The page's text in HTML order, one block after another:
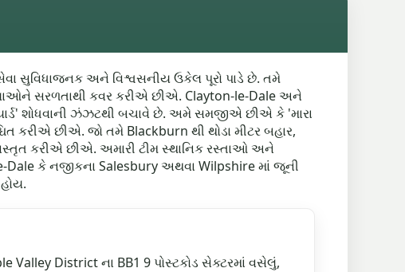
સુવિધાજનક અને વિશ્વસનીય ઉકેલ પૂરો પાડે છે. તમે
સરળતાથી કવર કરીએ છીએ. Clayton-le-Dale અને
શોધવાની ઝંઝટથી બચાવે છે. અમે સમજીએ છીએ કે 'મારા
છીએ. જો તમે Blackburn થી થોડા મીટર બહાર,
કરીએ છીએ. અમારી ટીમ સ્થાનિક રસ્તાઓ અને
કે નજીકના Salesbury અથવા Wilpshire માં જૂની
Valley District ના BB1 9 પોસ્ટકોડ સેક્ટરમાં વસેલું,